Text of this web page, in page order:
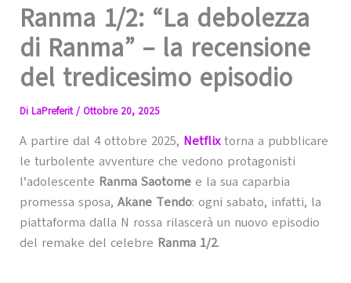
Ranma 1/2: “La debolezza
di Ranma” – la recensione
del tredicesimo episodio
Di LaPreferit/ Ottobre 20, 2025
A partire dal 4 ottobre 2025, Netflixtorna a pubblicare
le turbolente avventure che vedono protagonisti
l’adolescente Ranma Saotomee la sua caparbia
promessa sposa, Akane Tendo: ogni sabato, infatti, la
piattaforma dalla N rossa rilascerà un nuovo episodio
del remake del celebre Ranma 1/2.